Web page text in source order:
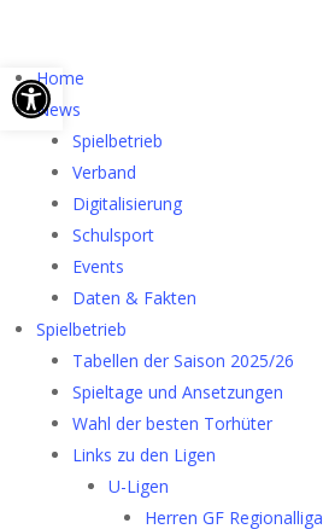
Home
News
Spielbetrieb
Verband
Digitalisierung
Schulsport
Events
Daten & Fakten
Spielbetrieb
Tabellen der Saison 2025/26
Spieltage und Ansetzungen
Wahl der besten Torhüter
Links zu den Ligen
U-Ligen
Herren GF Regionalliga
Werkzeugleiste öffnen